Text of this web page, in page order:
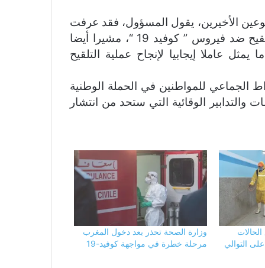
الأخيرين، يقول المسؤول، فقد عرفت
المملكة على الخصوص انطلاق الحملة الوطنية للتلقيح ضد فيروس ” كوفيد 19 “، مشيرا أيضا
عاملا إيجابيا لإنجاح عملية التلقيح
الجماعي للمواطنين في الحملة الوطنية
التعليمات والتدابير الوقائية التي ستحد من انتشار
الحالات
التوالي
وزارة الصحة تحذر بعد دخول المغرب
مرحلة خطرة في مواجهة كوفيد-19